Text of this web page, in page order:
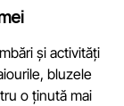
și activități
bluzele
o ținută mai